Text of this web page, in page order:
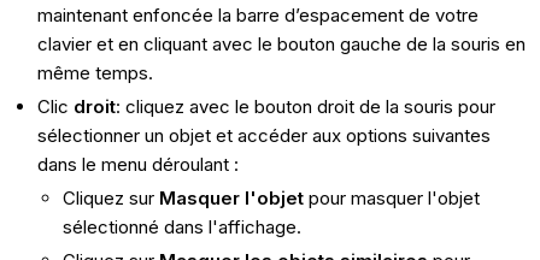
maintenant enfoncée la barre d’espacement de votre
clavier et en cliquant avec le bouton gauche de la souris en
même temps.
Clic droit: cliquez avec le bouton droit de la souris pour
sélectionner un objet et accéder aux options suivantes
dans le menu déroulant :
Cliquez sur Masquer l'objetpour masquer l'objet
sélectionné dans l'affichage.